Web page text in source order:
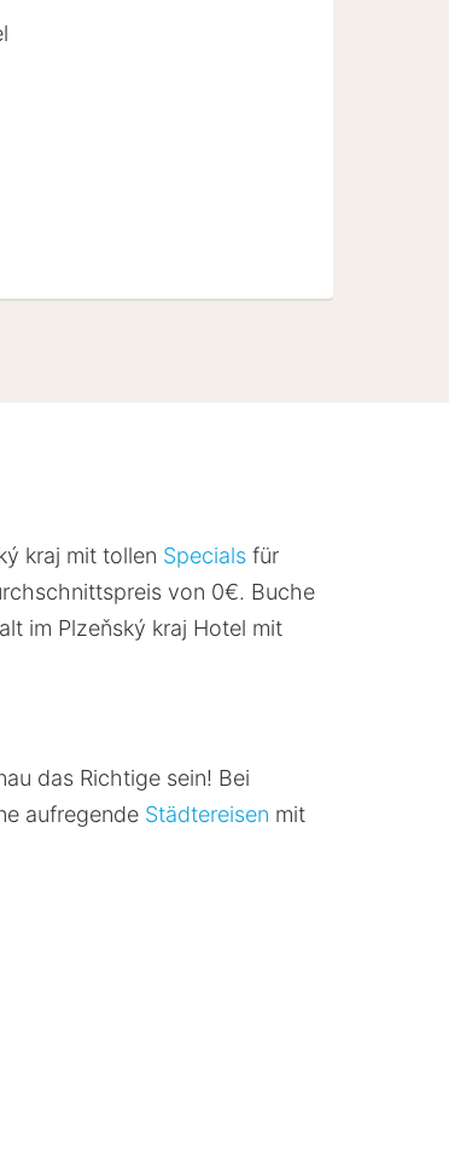
kraj mit tollen Specials für
von 0€. Buche
im Plzeňský kraj Hotel mit
das Richtige sein! Bei
aufregende Städtereisen mit